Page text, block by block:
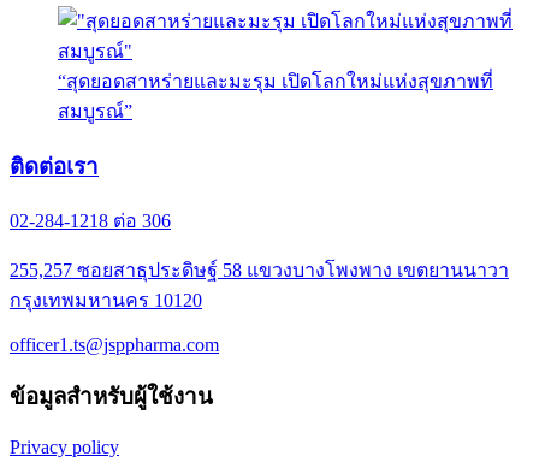
“สุดยอดสาหร่ายและมะรุม เปิดโลกใหม่แห่งสุขภาพที่
สมบูรณ์”
ติดต่อเรา
02-284-1218 ต่อ 306
255,257 ซอยสาธุประดิษฐ์ 58 แขวงบางโพงพาง เขตยานนาวา
กรุงเทพมหานคร 10120
officer1.ts@jsppharma.com
ข้อมูลสำหรับผู้ใช้งาน
Privacy policy